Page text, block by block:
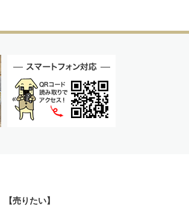
【売りたい】